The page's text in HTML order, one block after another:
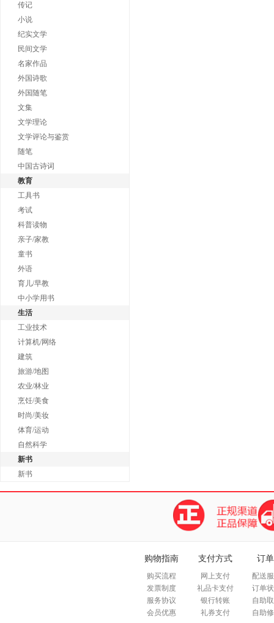
传记
小说
纪实文学
民间文学
名家作品
外国诗歌
外国随笔
文集
文学理论
文学评论与鉴赏
随笔
中国古诗词
教育
工具书
考试
科普读物
亲子/家教
童书
外语
育儿/早教
中小学用书
生活
工业技术
计算机/网络
建筑
旅游/地图
农业/林业
烹饪/美食
时尚/美妆
体育/运动
自然科学
新书
新书
购物指南
购买流程
发票制度
服务协议
会员优惠
支付方式
网上支付
礼品卡支付
银行转账
礼券支付
订
配送
订单
自助
自助